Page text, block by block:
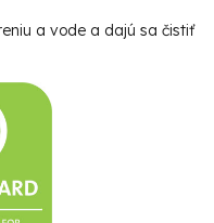
a vode a dajú sa čistiť